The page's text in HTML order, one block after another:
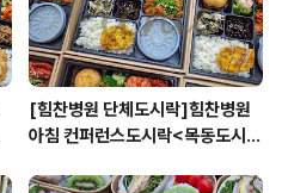
[힘찬병원 단체도시락]힘찬병원
아침 컨퍼런스도시락<목동도시
원스피크닉>